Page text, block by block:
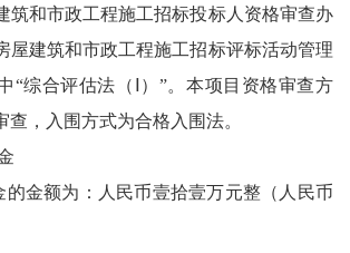
筑和市政工程施工招标投标人资格审查办
屋建筑和市政工程施工招标评标活动管理
“综合评估法（Ⅰ）”。本项目资格审查方
查，入围方式为合格入围法。
的金额为：人民币壹拾壹万元整（人民币